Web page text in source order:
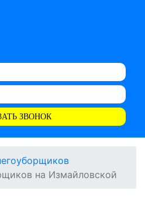
ЗВОНОК
на Измайловской